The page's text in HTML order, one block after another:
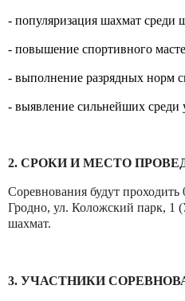
- популяризация шахмат среди
- повышение спортивного
- выполнение разрядных норм
- выявление сильнейших среди
2. СРОКИ И МЕСТО
Соревнования будут проходить
Гродно, ул. Коложский парк,
шахмат.
3. УЧАСТНИКИ